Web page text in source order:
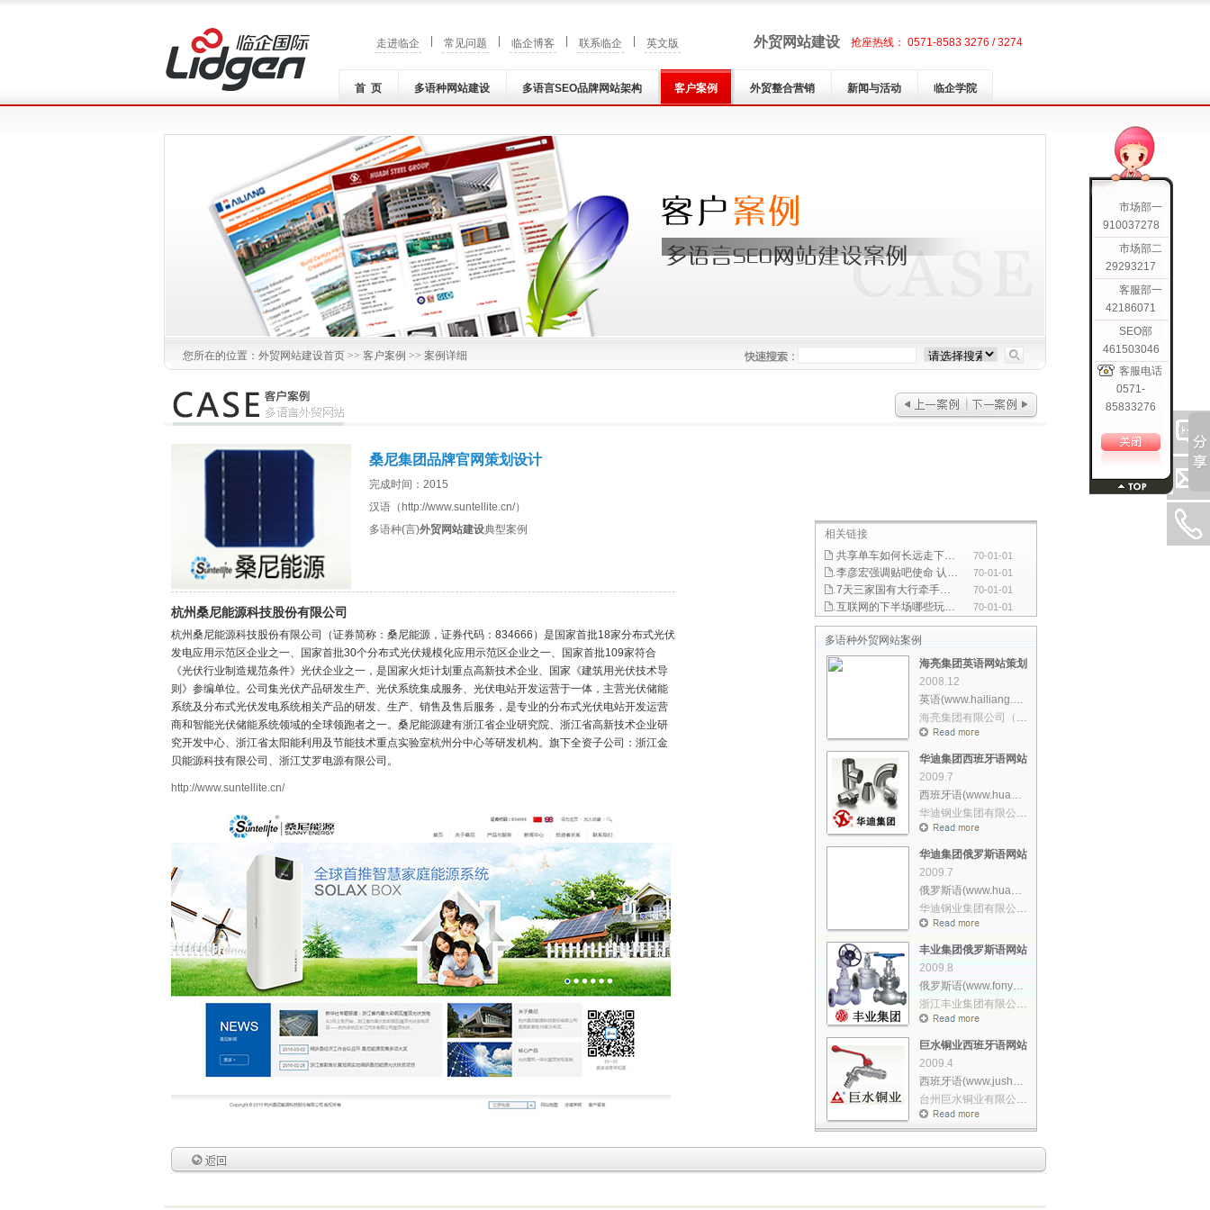
外贸网站建设 抢座热线： 0571-8583 3276 / 3274
走进临企 常见问题 临企博客 联系临企 英文版
首 页 多语种网站建设 多语言SEO品牌网站架构 客户案例 外贸整合营销 新闻与活动 临企学院
您所在的位置： 外贸网站建设首页 >> 客户案例 >> 案例详细
市场部一
910037278
市场部二
29293217
客服部一
42186071
SEO部
461503046
客服电话
0571-
85833276
相关链接
70-01-01
共享单车如何长远走下去？政府应加强引导和监管
70-01-01
李彦宏强调贴吧使命 认为移动互联网机会所剩不多
70-01-01
7天三家国有大行牵手互联网巨头 双方合作是大势所趋
70-01-01
互联网的下半场哪些玩法会引发行业巨变
多语种外贸网站案例
海亮集团英语网站策划设计
2008.12
英语(www.hailiang.us)
海亮集团有限公司（以下简称“海……
华迪集团西班牙语网站策划设计
2009.7
西班牙语(www.huadi.es)
华迪钢业集团有限公司创建于1992�……
华迪集团俄罗斯语网站策划设计
2009.7
俄罗斯语(www.huadi.ru)
华迪钢业集团有限公司创建于1992�……
丰业集团俄罗斯语网站策划设计
2009.8
俄罗斯语(www.fonye.ru)
浙江丰业集团有限公司位于温州市……
巨水铜业西班牙语网站策划设计
2009.4
西班牙语(www.jushui.es)
台州巨水铜业有限公司,创立于一�……
桑尼集团品牌官网策划设计
完成时间：2015
汉语（http://www.suntellite.cn/）
多语种(言)外贸网站建设典型案例
杭州桑尼能源科技股份有限公司
杭州桑尼能源科技股份有限公司（证券简称：桑尼能源，证券代码：834666）是国家首批18家分布式光伏
发电应用示范区企业之一、国家首批30个分布式光伏规模化应用示范区企业之一、国家首批109家符合
《光伏行业制造规范条件》光伏企业之一，是国家火炬计划重点高新技术企业、国家《建筑用光伏技术导
则》参编单位。公司集光伏产品研发生产、光伏系统集成服务、光伏电站开发运营于一体，主营光伏储能
系统及分布式光伏发电系统相关产品的研发、生产、销售及售后服务，是专业的分布式光伏电站开发运营
商和智能光伏储能系统领域的全球领跑者之一。桑尼能源建有浙江省企业研究院、浙江省高新技术企业研
究开发中心、浙江省太阳能利用及节能技术重点实验室杭州分中心等研发机构。旗下全资子公司：浙江金
贝能源科技有限公司、浙江艾罗电源有限公司。
http://www.suntellite.cn/